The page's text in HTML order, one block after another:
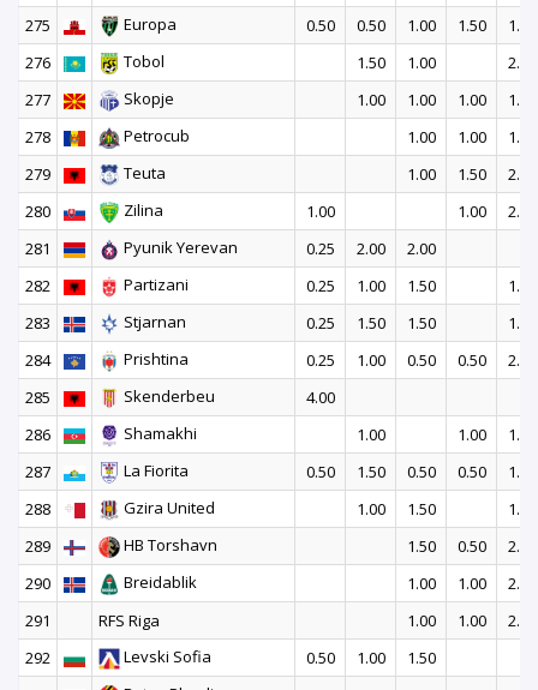
275
Europa 0.50 0.50 1.00 1.50
1.00
276
Tobol 1.50 1.00
2.00
277
Skopje 1.00 1.00 1.00
1.50
278
Petrocub 1.00 1.00
1.50
279
Teuta 1.00 1.50
2.00
280
Zilina 1.00 1.00
2.50
281
Pyunik Yerevan 0.25 2.00
2.00
282
Partizani 0.25 1.00 1.50
1.50
283
Stjarnan 0.25 1.50 1.50
1.00
284
Prishtina 0.25 1.00 0.50 0.50
2.00
285
Skenderbeu
4.00
286
Shamakhi 1.00 1.00
1.50
287
La Fiorita 0.50 1.50 0.50 0.50
1.00
288
Gzira United 1.00 1.50
1.50
289
HB Torshavn 1.50 0.50
2.00
290
Breidablik 1.00 1.00
2.00
291
RFS Riga 1.00 1.00
2.00
292
Levski Sofia 0.50 1.00
1.50